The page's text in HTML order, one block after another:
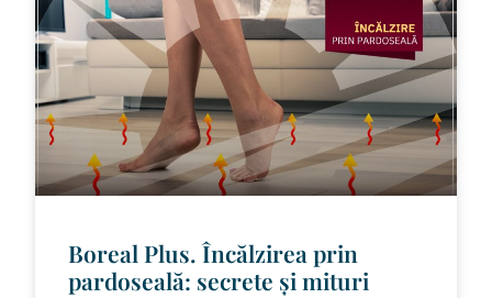
Boreal Plus. Încălzirea prin
pardoseală: secrete și mituri